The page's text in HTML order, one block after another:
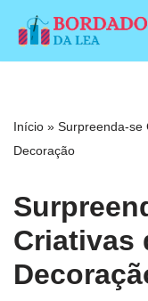
Pular
conteúdo
Início » Surpreenda-se
Decoração
Criativas